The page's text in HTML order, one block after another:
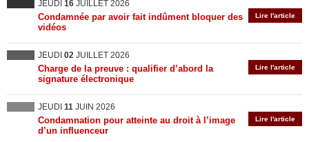
JEUDI 16 JUILLET 2026
Lire l'article
Condamnée par avoir fait indûment bloquer des
vidéos
JEUDI 02 JUILLET 2026
Lire l'article
Charge de la preuve : qualifier d’abord la
signature électronique
JEUDI 11 JUIN 2026
Lire l'article
Condamnation pour atteinte au droit à l’image
d’un influenceur